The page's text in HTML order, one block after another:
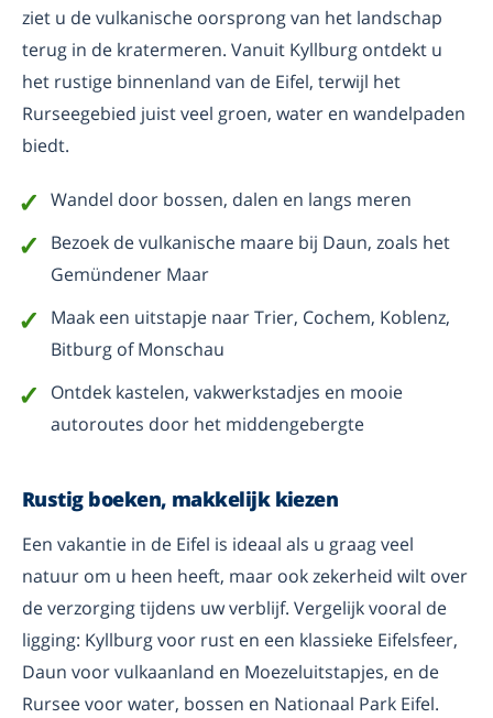
ziet u de vulkanische oorsprong van het landschap
terug in de kratermeren. Vanuit Kyllburg ontdekt u
het rustige binnenland van de Eifel, terwijl het
Rurseegebied juist veel groen, water en wandelpaden
biedt.
Wandel door bossen, dalen en langs meren
Bezoek de vulkanische maare bij Daun, zoals het
Gemündener Maar
Maak een uitstapje naar Trier, Cochem, Koblenz,
Bitburg of Monschau
Ontdek kastelen, vakwerkstadjes en mooie
autoroutes door het middengebergte
Rustig boeken, makkelijk kiezen
Een vakantie in de Eifel is ideaal als u graag veel
natuur om u heen heeft, maar ook zekerheid wilt over
de verzorging tijdens uw verblijf. Vergelijk vooral de
ligging: Kyllburg voor rust en een klassieke Eifelsfeer,
Daun voor vulkaanland en Moezeluitstapjes, en de
Rursee voor water, bossen en Nationaal Park Eifel.